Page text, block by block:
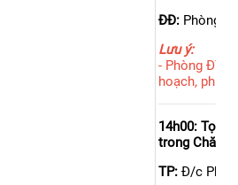
ĐĐ: Phòng
Lưu ý:
- Phòng ĐT
hoạch,
14h00: Tọa
trong Chăm
TP: Đ/c